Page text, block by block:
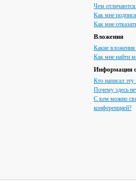
Чем отличаются
Как мне
Как мне
Вложения
Какие вложения
Как мне найти
Информация
Кто написал
Почему здесь
С кем можно
конференцией?